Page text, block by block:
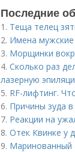
Последние
1. Теща телец
2. Имена
3. Морщинки
4. Сколько раз
лазерную
5. RF-лифтинг.
6. Причины зуда в
7. Реакции на
8. Отек Квинке у
9. Маринованный